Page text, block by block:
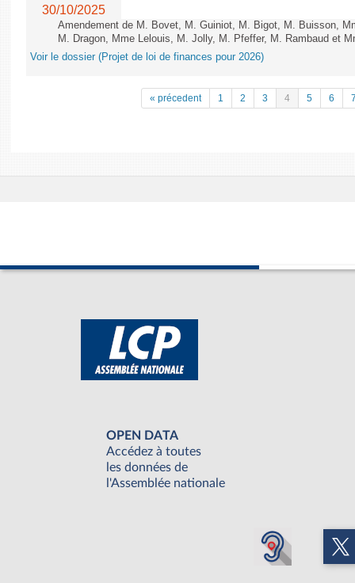
30/10/2025
Amendement de M. Bovet, M. Guiniot, M. Bigot, M. Buisson,
M. Dragon, Mme Lelouis, M. Jolly, M. Pfeffer, M. Rambaud et
Voir le dossier (Projet de loi de finances pour 2026)
« précedent 1 2 3 4 5 6
OPEN DATA
Accédez à toutes
les données de
l'Assemblée nationale